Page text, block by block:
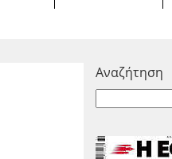
Αναζήτηση